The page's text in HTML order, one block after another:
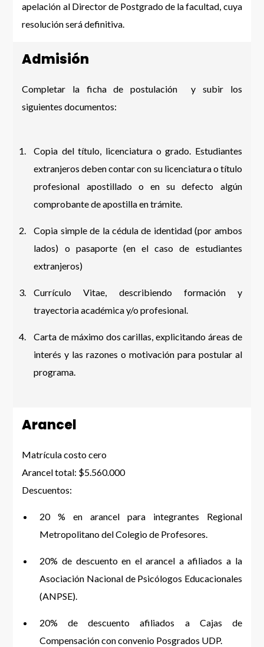
apelación al Director de Postgrado de la facultad, cuya
resolución será definitiva.
Admisión
Completar la ficha de postulación y subir los
siguientes documentos:
Copia del título, licenciatura o grado. Estudiantes
extranjeros deben contar con su licenciatura o título
profesional apostillado o en su defecto algún
comprobante de apostilla en trámite.
Copia simple de la cédula de identidad (por ambos
lados) o pasaporte (en el caso de estudiantes
extranjeros)
Currículo Vitae, describiendo formación y
trayectoria académica y/o profesional.
Carta de máximo dos carillas, explicitando áreas de
interés y las razones o motivación para postular al
programa.
Arancel
Matrícula costo cero
Arancel total: $5.560.000
Descuentos:
20 % en arancel para integrantes Regional
Metropolitano del Colegio de Profesores.
20% de descuento en el arancel a afiliados a la
Asociación Nacional de Psicólogos Educacionales
(ANPSE).
20% de descuento afiliados a Cajas de
Compensación con convenio Posgrados UDP.